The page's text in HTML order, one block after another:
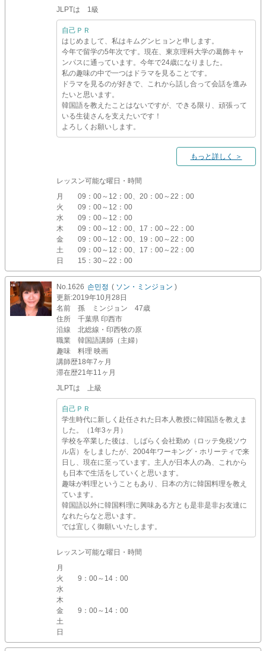
JLPTは 1級
自己ＰＲ
はじめまして、私はキムグンヒョンと申します。
今年で留学の5年次です。現在、東京理科大学の葛飾キャ
ンパスに通っています。今年で24歳になりました。
私の趣味の中で一つはドラマを見ることです。
ドラマを見るのが好きで、これから話し合って会話を進み
たいと思います。
韓国語を教えたことはないですが、できる限り、頑張って
いる生徒さんを支えたいです！
よろしくお願いします。
もっと詳しく ＞
レッスン可能な曜日・時間
月
09：00～12：00、20：00～22：00
火
09：00～12：00
水
09：00～12：00
木
09：00～12：00、17：00～22：00
金
09：00～12：00、19：00～22：00
土
09：00～12：00、17：00～22：00
日
15：30～22：00
No.1626 손민정 ( ソン・ミンジョン )
更新:2019年10月28日
名前
孫 ミンジョン 47歳
住所
千葉県 印西市
沿線
北総線・印西牧の原
職業
韓国語講師（主婦）
趣味
料理 映画
講師歴18年7ヶ月
滞在歴21年11ヶ月
JLPTは 上級
自己ＰＲ
学生時代に新しく赴任された日本人教授に韓国語を教えま
した。（1年3ヶ月）
学校を卒業した後は、しばらく会社勤め（ロッテ免税ソウ
ル店）をしましたが、2004年ワーキング・ホリーティで来
日し、現在に至っています。主人が日本人の為、これから
も日本で生活をしていくと思います。
趣味が料理ということもあり、日本の方に韓国料理を教え
ています。
韓国語以外に韓国料理に興味ある方とも是非是非お友達に
なれたらなと思います。
では宜しく御願いいたします。
レッスン可能な曜日・時間
月
火
9：00～14：00
水
木
金
9：00～14：00
土
日